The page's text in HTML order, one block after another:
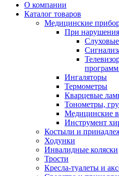
О компании
Каталог товаров
Медицинские
При
Ингаляторы
Термометры
Кварцевые
Тонометры,
Медицинские
Инструмент
Костыли и
Ходунки
Инвалидные коляски
Трости
Кресла-туалеты и